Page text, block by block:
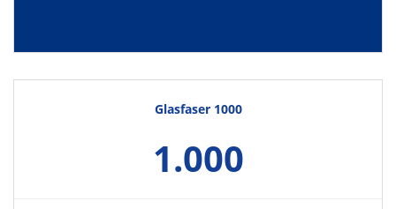
Glasfaser 1000
1.000